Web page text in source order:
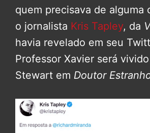
quem precisava de alguma
o jornalista Kris Tapley, da
havia revelado em seu
Professor Xavier será
Stewart em Doutor